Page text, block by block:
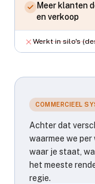
Meer klanten
en verkoop
Werkt in silo's
COMMERCIEEL
Achter dat
waarmee we
waar je staat,
het meeste
regie.